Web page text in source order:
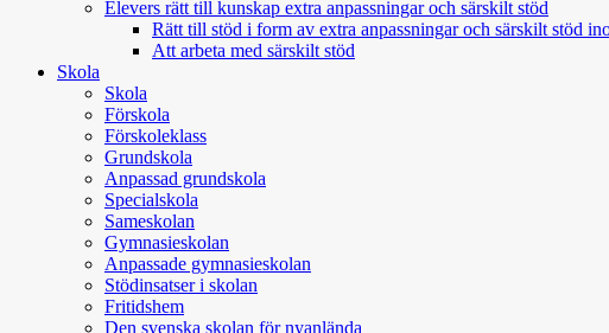
Elevers rätt till kunskap extra anpassningar och särskilt stöd
Rätt till stöd i form av extra anpassningar och särskilt stöd
Att arbeta med särskilt stöd
Skola
Skola
Förskola
Förskoleklass
Grundskola
Anpassad grundskola
Specialskola
Sameskolan
Gymnasieskolan
Anpassade gymnasieskolan
Stödinsatser i skolan
Fritidshem
Den svenska skolan för nyanlända